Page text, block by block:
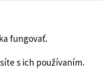
fungovať.
s ich používaním.